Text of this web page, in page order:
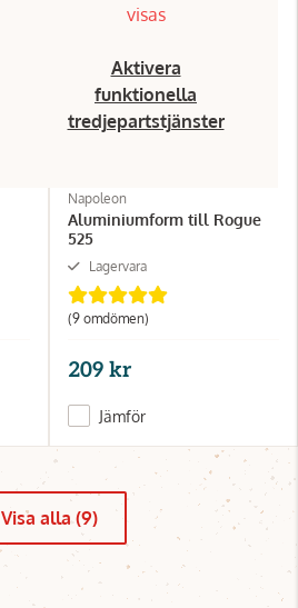
visas
Aktivera
funktionella
tredjepartstjänster
Napoleon
Aluminiumform till Rogue
525
Lagervara
(9 omdömen)
209 kr
Jämför
Visa alla (9)